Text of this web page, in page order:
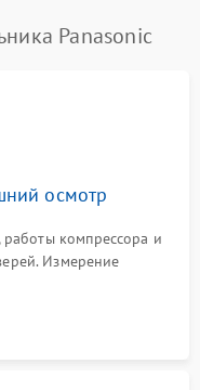
Подробнее →
Подробнее →
Panasonic
осмотр
компрессора и
Измерение
термостата и
дисплея.